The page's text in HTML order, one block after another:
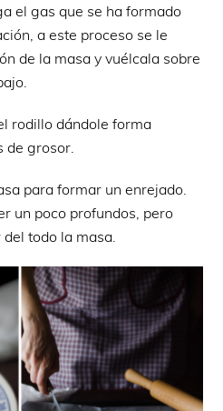
el gas que se ha formado
a este proceso se le
de la masa y vuélcala sobre
rodillo dándole forma
de grosor.
para formar un enrejado.
un poco profundos, pero
todo la masa.